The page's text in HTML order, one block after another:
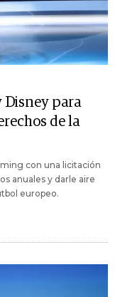
Disney para
de la
con una licitación
anuales y darle aire
europeo.